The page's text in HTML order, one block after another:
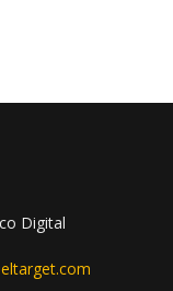
Digital